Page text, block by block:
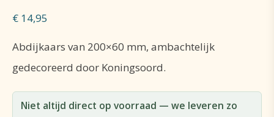
€ 14,95
Abdijkaars van 200×60 mm, ambachtelijk
gedecoreerd door Koningsoord.
Niet altijd direct op voorraad — we leveren zo